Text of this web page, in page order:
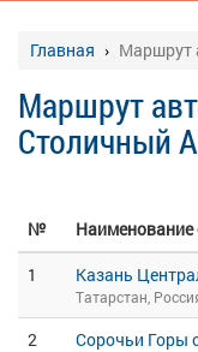
Главная Маршрут
Маршрут
Столичный
№ Наименование
1
Казань
Татарстан,
2 Сорочьи Горы